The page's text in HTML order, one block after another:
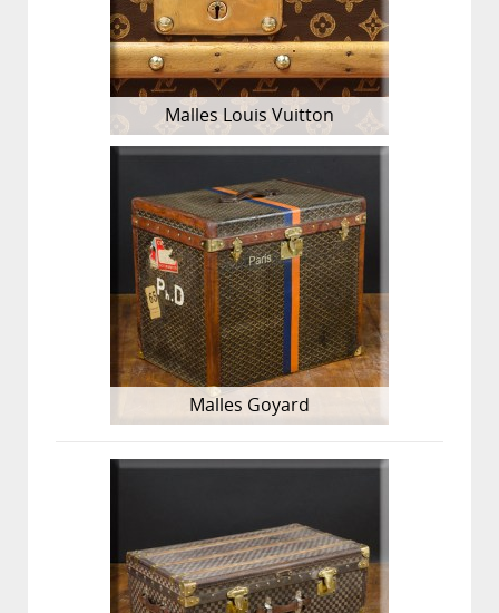
Malles Louis Vuitton
Malles Goyard